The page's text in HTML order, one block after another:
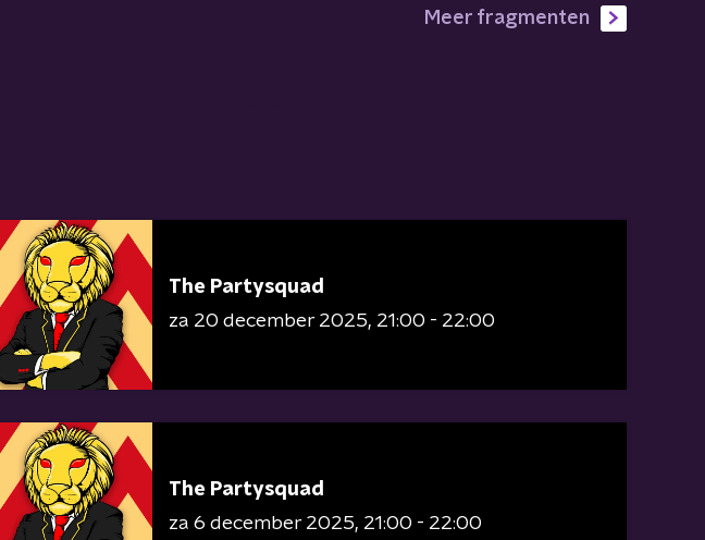
Meer fragmenten
The Partysquad
za 20 december 2025 21:00 - 22:00
The Partysquad
za 6 december 2025 21:00 - 22:00